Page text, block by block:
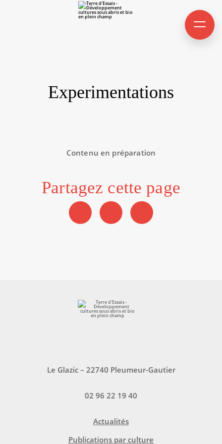
Experimentations
Contenu en préparation
Partagez cette page
Le Glazic – 22740 Pleumeur-Gautier
02 96 22 19 40
Actualités
Publications par culture